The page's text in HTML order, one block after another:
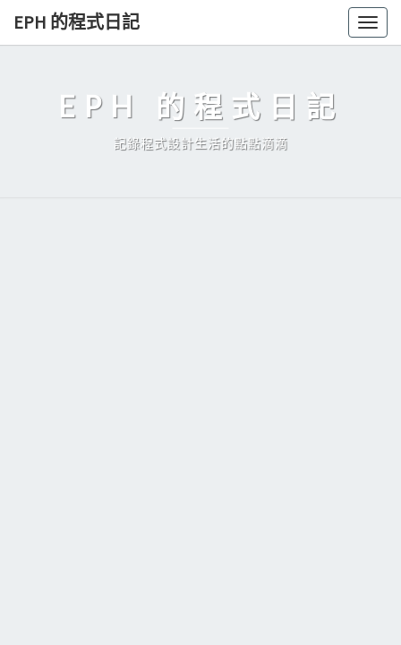
Skip
EPH 的程式日記
EPH 的程式日記
記錄程式設計生活的點點滴滴